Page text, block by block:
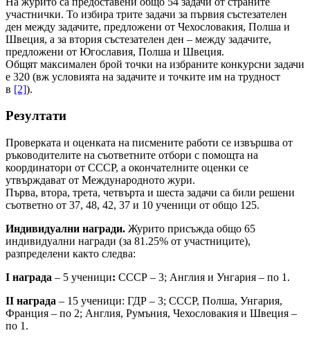
участнички. То избира трите задачи за първия състезателен
ден между задачите, предложени от Чехословакия, Полша и
Швеция, а за втория състезателен ден – между задачите,
предложени от Югославия, Полша и Швеция.
Общят максимален брой точки на избраните конкурсни задачи
е 320 (вж условията на задачите и точките им на трудност
в [2]).
Резултати
Проверката и оценката на писмените работи се извършва от
ръководителите на съответните отбори с помощта на
координатори от СССР, а окончателните оценки се
утвърждават от Международното жури.
Първа, втора, трета, четвърта и шеста задачи са били решени
съответно от 37, 48, 42, 37 и 10 ученици от общо 125.
Индивидуални награди. Журито присъжда общо 65
индивидуални награди (за 81.25% от участниците),
разпределени както следва:
I награда – 5 ученици: СССР – 3; Англия и Унгария – по 1.
II награда – 15 ученици: ГДР – 3; СССР, Полша, Унгария,
Франция – по 2; Англия, Румъния, Чехословакия и Швеция –
по 1.